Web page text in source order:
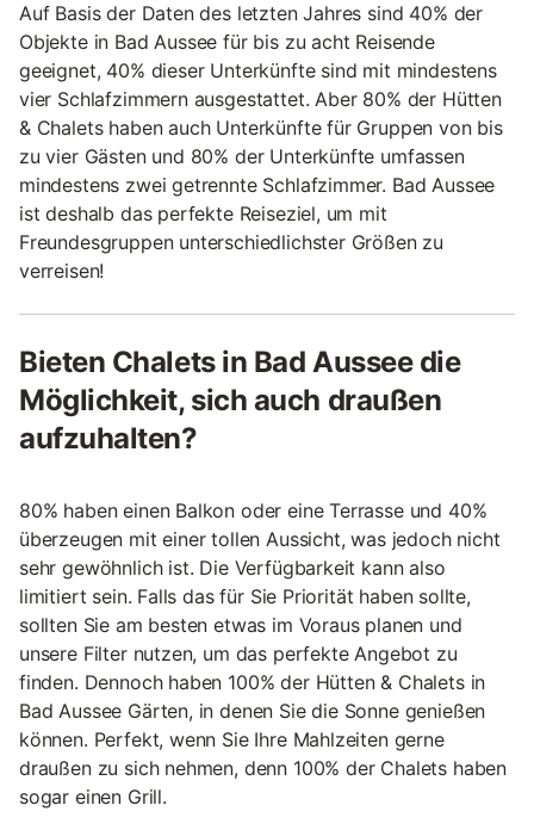
Auf Basis der Daten des letzten Jahres sind 40% der
Objekte in Bad Aussee für bis zu acht Reisende
geeignet, 40% dieser Unterkünfte sind mit mindestens
vier Schlafzimmern ausgestattet. Aber 80% der Hütten
& Chalets haben auch Unterkünfte für Gruppen von bis
zu vier Gästen und 80% der Unterkünfte umfassen
mindestens zwei getrennte Schlafzimmer. Bad Aussee
ist deshalb das perfekte Reiseziel, um mit
Freundesgruppen unterschiedlichster Größen zu
verreisen!
Bieten Chalets in Bad Aussee die
Möglichkeit, sich auch draußen
aufzuhalten?
80% haben einen Balkon oder eine Terrasse und 40%
überzeugen mit einer tollen Aussicht, was jedoch nicht
sehr gewöhnlich ist. Die Verfügbarkeit kann also
limitiert sein. Falls das für Sie Priorität haben sollte,
sollten Sie am besten etwas im Voraus planen und
unsere Filter nutzen, um das perfekte Angebot zu
finden. Dennoch haben 100% der Hütten & Chalets in
Bad Aussee Gärten, in denen Sie die Sonne genießen
können. Perfekt, wenn Sie Ihre Mahlzeiten gerne
draußen zu sich nehmen, denn 100% der Chalets haben
sogar einen Grill.